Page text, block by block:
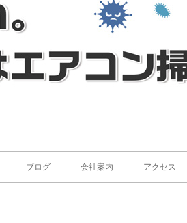
ブログ 会社案内 アクセス